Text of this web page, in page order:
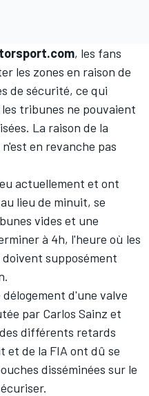
, les fans
les zones en raison de
de sécurité, ce qui
tribunes ne pouvaient
La raison de la
en revanche pas
actuellement et ont
lieu de minuit, se
vides et une
à 4h, l'heure où les
supposément
d'une valve
par Carlos Sainz et
différents retards
et de la FIA ont dû se
disséminées sur le